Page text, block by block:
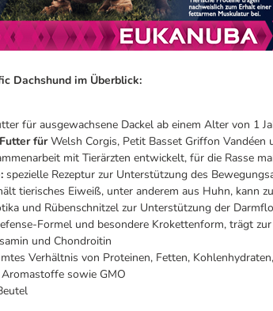
Dachshund im Überblick:
für ausgewachsene Dackel ab einem Alter von 1
fürWelsh Corgis, Petit Basset Griffon Vandéen
mit Tierärzten entwickelt, für die Rasse
spezielle Rezeptur zur Unterstützung des
tierisches Eiweiß, unter anderem aus Huhn, kann
und Rübenschnitzel zur Unterstützung der
Formel und besondere Krokettenform, trägt
und Chondroitin
Verhältnis von Proteinen, Fetten,
sowie GMO